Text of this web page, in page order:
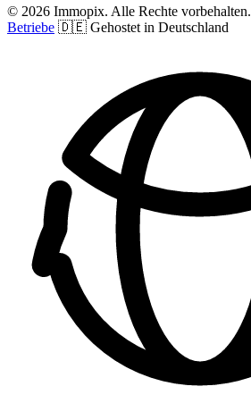
© 2026 Immopix. Alle Rechte vorbehalten.
Betriebe 🇩🇪 Gehostet in Deutschland